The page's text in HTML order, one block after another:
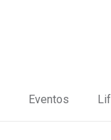
Eventos